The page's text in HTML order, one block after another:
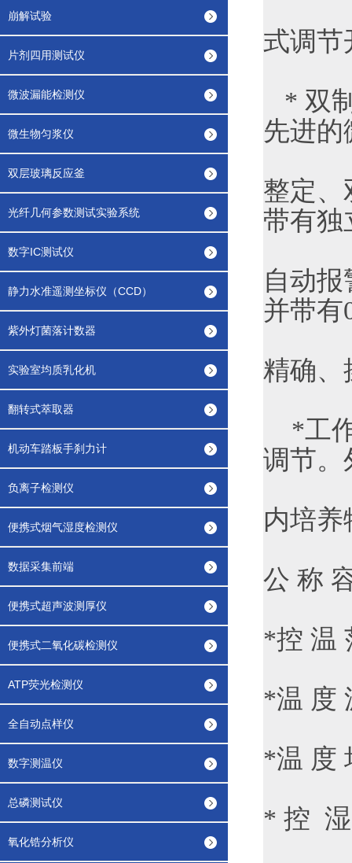
崩解试验
片剂四用测试仪
微波漏能检测仪
微生物匀浆仪
双层玻璃反应釜
光纤几何参数测试实验系统
数字IC测试仪
静力水准遥测坐标仪（CCD）
紫外灯菌落计数器
实验室均质乳化机
翻转式萃取器
机动车踏板手刹力计
负离子检测仪
便携式烟气湿度检测仪
数据采集前端
便携式超声波测厚仪
便携式二氧化碳检测仪
ATP荧光检测仪
全自动点样仪
数字测温仪
总磷测试仪
氧化锆分析仪
式调节
* 双
先进的
整定、
带有独
自动
并带有
精确、
*工作
调节。
内培养
公
*控
*温
*温
* 控